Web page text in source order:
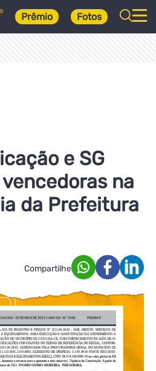
Prêmio Fotos
e SG
na
da Prefeitura
Compartilhe